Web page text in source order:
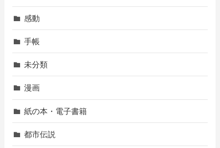
感動
手帳
未分類
漫画
紙の本・電子書籍
都市伝説